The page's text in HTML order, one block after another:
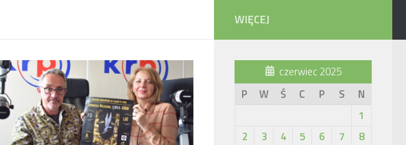
WIĘCEJ
czerwiec 2025
P
W Ś C P S
N
1
2
3 4 5 6 7
8